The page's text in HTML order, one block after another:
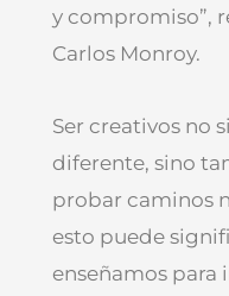
y compromiso”,
Carlos Monroy.
Ser creativos no
diferente, sino
probar caminos
esto puede
enseñamos para